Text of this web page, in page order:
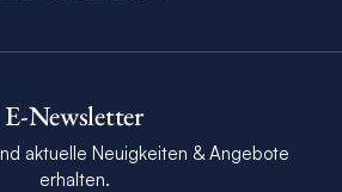
E-Newsletter
aktuelle Neuigkeiten & Angebote
erhalten.